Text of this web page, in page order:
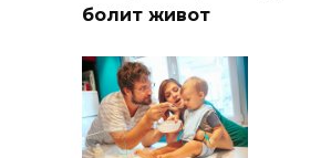
болит живот